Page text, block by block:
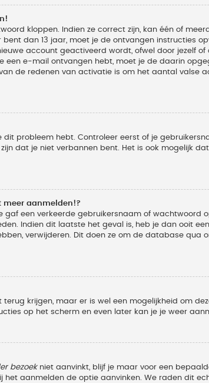
kloppen. Indien ze correct zijn, kan één of
dan 13 jaar, moet je de ontvangen instructies
account geactiveerd wordt, ofwel door jezelf
een e-mail ontvangen hebt, moet je de daarin
de redenen van activatie is om het aantal valse
dit probleem hebt. Controleer eerst of je
dat je niet verbannen bent. Het is ook mogelijk
meer aanmelden!?
gaf een verkeerde gebruikersnaam of
Indien dit laatste het geval is, heb je dan ooit
verwijderen. Dit doen ze om de database qua
krijgen, maar er is wel een mogelijkheid om
op het scherm en even later kan je je weer
bezoekniet aanvinkt, blijf je maar voor een
het aanmelden de optie aanvinken. We raden dit